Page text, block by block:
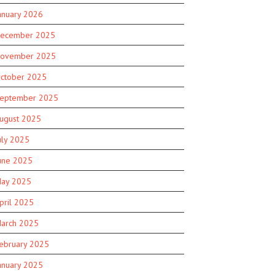
2026
2025
2025
2025
2025
2025
2025
2025
2025
2025
2025
2025
2025